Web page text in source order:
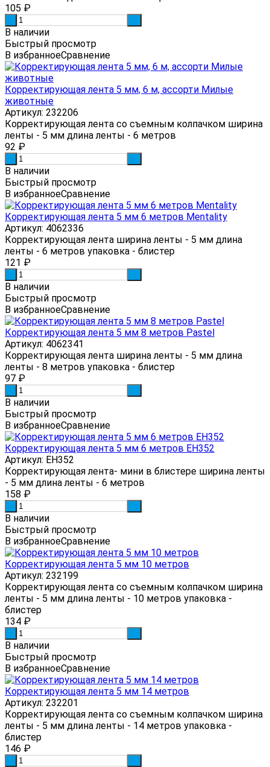
105 ₽
В наличии
Быстрый просмотр
В избранноеСравнение
Корректирующая лента 5 мм, 6 м, ассорти Милые
животные
Артикул: 232206
Корректирующая лента со съемным колпачком ширина
ленты - 5 мм длина ленты - 6 метров
92 ₽
В наличии
Быстрый просмотр
В избранноеСравнение
Корректирующая лента 5 мм 6 метров Mentality
Артикул: 4062336
Корректирующая лента ширина ленты - 5 мм длина
ленты - 6 метров упаковка - блистер
121 ₽
В наличии
Быстрый просмотр
В избранноеСравнение
Корректирующая лента 5 мм 8 метров Pastel
Артикул: 4062341
Корректирующая лента ширина ленты - 5 мм длина
ленты - 8 метров упаковка - блистер
97 ₽
В наличии
Быстрый просмотр
В избранноеСравнение
Корректирующая лента 5 мм 6 метров EH352
Артикул: EH352
Корректирующая лента- мини в блистере ширина ленты
- 5 мм длина ленты - 6 метров
158 ₽
В наличии
Быстрый просмотр
В избранноеСравнение
Корректирующая лента 5 мм 10 метров
Артикул: 232199
Корректирующая лента со съемным колпачком ширина
ленты - 5 мм длина ленты - 10 метров упаковка -
блистер
134 ₽
В наличии
Быстрый просмотр
В избранноеСравнение
Корректирующая лента 5 мм 14 метров
Артикул: 232201
Корректирующая лента со съемным колпачком ширина
ленты - 5 мм длина ленты - 14 метров упаковка -
блистер
146 ₽